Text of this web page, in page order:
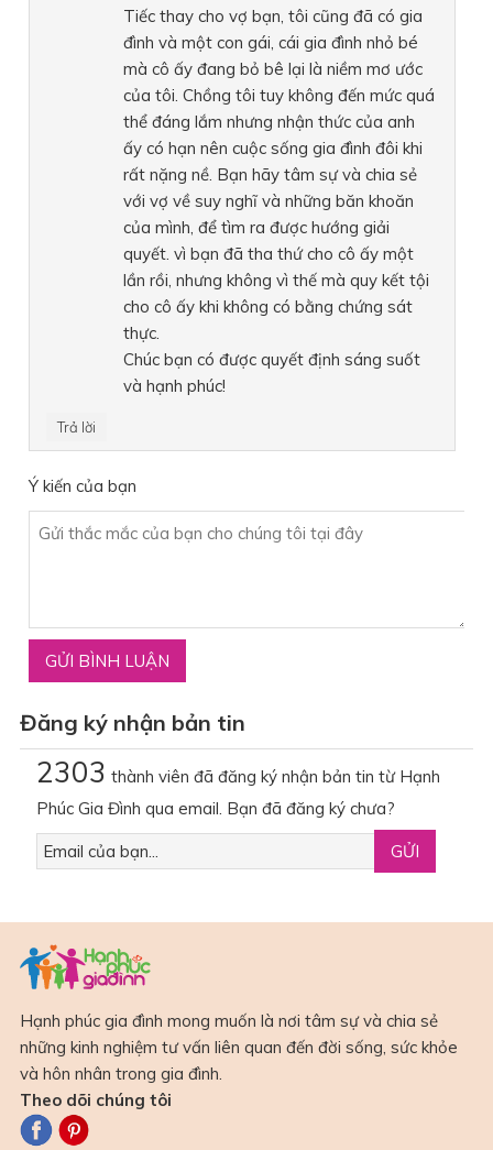
Tiếc thay cho vợ bạn, tôi cũng đã có gia
đình và một con gái, cái gia đình nhỏ bé
mà cô ấy đang bỏ bê lại là niềm mơ ước
của tôi. Chồng tôi tuy không đến mức quá
thể đáng lắm nhưng nhận thức của anh
ấy có hạn nên cuộc sống gia đình đôi khi
rất nặng nề. Bạn hãy tâm sự và chia sẻ
với vợ về suy nghĩ và những băn khoăn
của mình, để tìm ra được hướng giải
quyết. vì bạn đã tha thứ cho cô ấy một
lần rồi, nhưng không vì thế mà quy kết tội
cho cô ấy khi không có bằng chứng sát
thực.
Chúc bạn có được quyết định sáng suốt
và hạnh phúc!
Trả lời
Ý kiến của bạn
Đăng ký nhận bản tin
2303 thành viên đã đăng ký nhận bản tin từ Hạnh
Phúc Gia Đình qua email. Bạn đã đăng ký chưa?
Hạnh phúc gia đình mong muốn là nơi tâm sự và chia sẻ
những kinh nghiệm tư vấn liên quan đến đời sống, sức khỏe
và hôn nhân trong gia đình.
Theo dõi chúng tôi